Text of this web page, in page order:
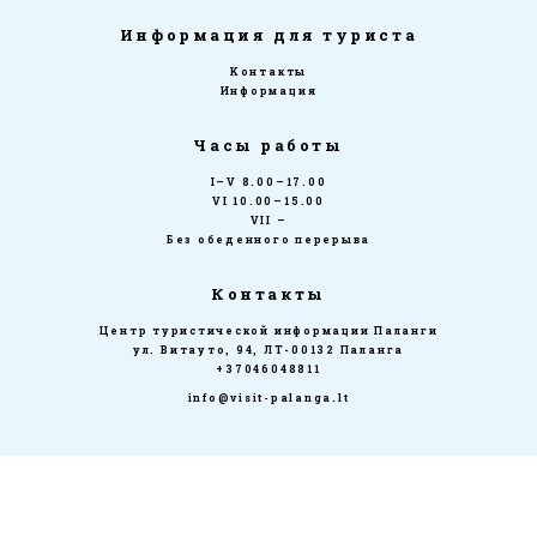
Информация для туриста
Kонтакты
Информация
Часы работы
I–V 8.00–17.00
VI 10.00–15.00
VII –
Без обеденного перерыва
Контакты
Центр туристической информации Паланги
ул. Витауто, 94, ЛТ-00132 Паланга
+37046048811
info@visit-palanga.lt